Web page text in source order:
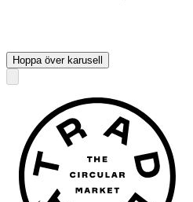
Hoppa över karusell